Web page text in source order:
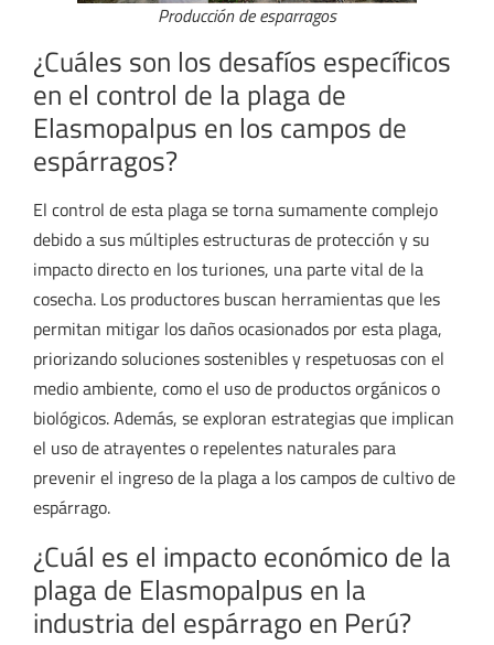
Producción de esparragos
¿Cuáles son los desafíos específicos
en el control de la plaga de
Elasmopalpus en los campos de
espárragos?
El control de esta plaga se torna sumamente complejo
debido a sus múltiples estructuras de protección y su
impacto directo en los turiones, una parte vital de la
cosecha. Los productores buscan herramientas que les
permitan mitigar los daños ocasionados por esta plaga,
priorizando soluciones sostenibles y respetuosas con el
medio ambiente, como el uso de productos orgánicos o
biológicos. Además, se exploran estrategias que implican
el uso de atrayentes o repelentes naturales para
prevenir el ingreso de la plaga a los campos de cultivo de
espárrago.
¿Cuál es el impacto económico de la
plaga de Elasmopalpus en la
industria del espárrago en Perú?